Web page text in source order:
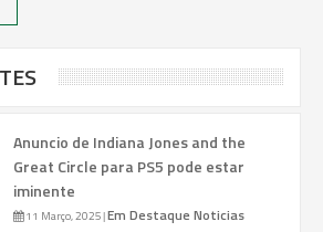
Anuncio de Indiana Jones and the
Great Circle para PS5 pode estar
iminente
11 Março, 2025|Em Destaque Noticias